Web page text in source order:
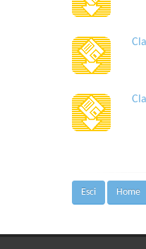
Esci Home